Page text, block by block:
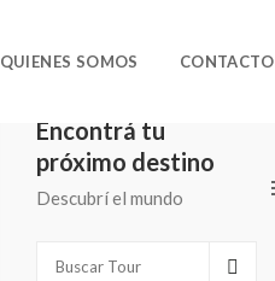
QUIENES SOMOS CONTACTO
Encontrá tu
próximo destino
Descubrí el mundo